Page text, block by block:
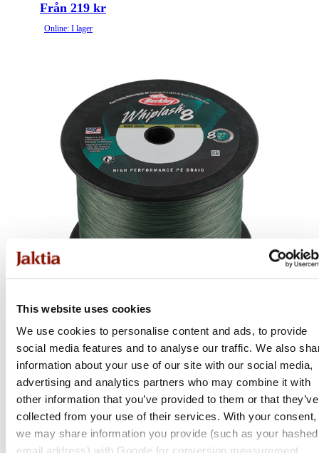
This website uses cookies
We use cookies to personalise content and ads, to provide
social media features and to analyse our traffic. We also
information about your use of our site with our social media,
advertising and analytics partners who may combine it with
other information that you’ve provided to them or that they’ve
collected from your use of their services. With your consent,
we may share information you provide (such as your hashed
email address) with Google for conversion measurement.
Från 219 kr
Online: I lager
Berkley
Whiplash8
Flera varianter
Från 319 kr